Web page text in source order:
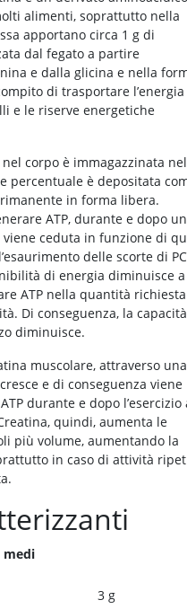
alimenti, soprattutto nella
apportano circa 1 g di
dal fegato a partire
e dalla glicina e nella
di trasportare l’energia
e le riserve energetiche
corpo è immagazzinata nel
percentuale è depositata
in forma libera.
ATP, durante e dopo
ceduta in funzione di
delle scorte di
di energia diminuisce a
ATP nella quantità
Di conseguenza, la
diminuisce.
muscolare, attraverso
e di conseguenza viene
durante e dopo l’esercizio
quindi, aumenta le
più volume, aumentando la
in caso di attività
medi
3 g